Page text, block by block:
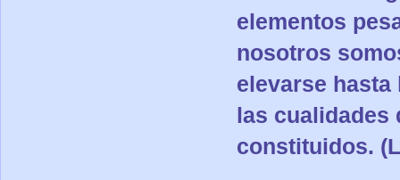
elementos
nosotros
elevarse
las cualidades
constituidos.